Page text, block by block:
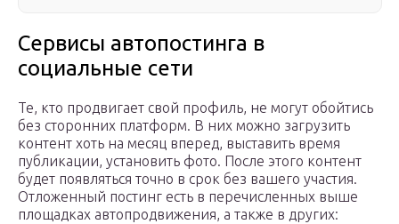
Сервисы автопостинга в
социальные сети
Те, кто продвигает свой профиль, не могут обойтись
без сторонних платформ. В них можно загрузить
контент хоть на месяц вперед, выставить время
публикации, установить фото. После этого контент
будет появляться точно в срок без вашего участия.
Отложенный постинг есть в перечисленных выше
площадках автопродвижения, а также в других: